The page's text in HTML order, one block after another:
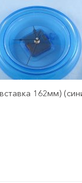
162мм)